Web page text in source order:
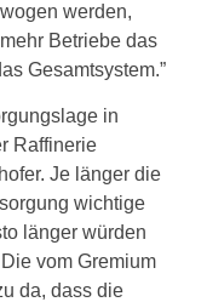
werden,
Betriebe das
Gesamtsystem.”
in
Raffinerie
Je länger die
wichtige
länger würden
vom Gremium
da, dass die